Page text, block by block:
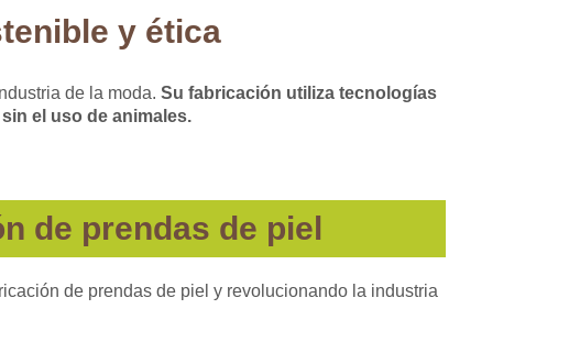
y ética
de la moda. Su fabricación utiliza tecnologías
el uso de animales.
de prendas de piel
de prendas de piel y revolucionando la industria